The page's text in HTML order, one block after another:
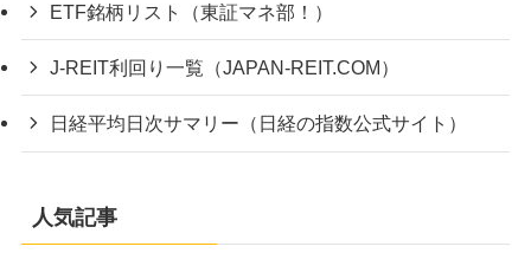
ETF銘柄リスト（東証マネ部！）
J-REIT利回り一覧（JAPAN-REIT.COM）
日経平均日次サマリー（日経の指数公式サイト）
人気記事